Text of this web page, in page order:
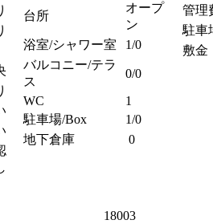
台所
オープ
ン
浴室/シャワー室
1/0
バルコニー/テラ
ス
0/0
WC
1
駐車場/Box
1/0
地下倉庫
0
管理
駐車
敷金